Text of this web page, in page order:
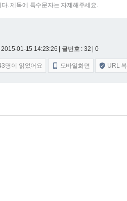
. 제목에 특수문자는 자제해주세요.
2015-01-15 14:23:26 | 글번호 : 32 | 0
명이 읽었어요  모바일화면  URL